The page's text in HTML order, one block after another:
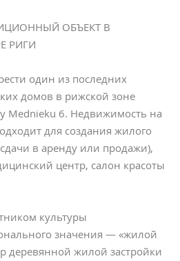
ОБЪЕКТ В
РИГИ
один из последних
домов в рижской зоне
Меdnieku 6. Недвижимость на
для создания жилого
в аренду или продажи),
центр, салон красоты
культуры
значения — «жилой
деревянной жилой застройки